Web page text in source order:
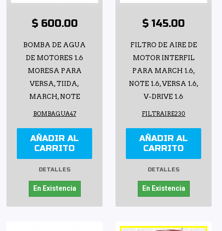
$ 600.00
BOMBA DE AGUA
DE MOTORES 1.6
MORESA PARA
VERSA, TIIDA,
MARCH, NOTE
BOMBAGUA47
AÑADIR AL
CARRITO
DETALLES
En Existencia
$ 145.00
FILTRO DE AIRE DE
MOTOR INTERFIL
PARA MARCH 1.6,
NOTE 1.6, VERSA 1.6,
V-DRIVE 1.6
FILTRAIRE230
AÑADIR AL
CARRITO
DETALLES
En Existencia